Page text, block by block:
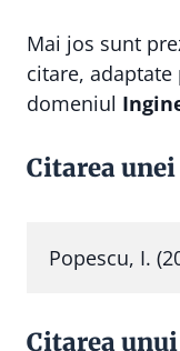
Mai jos sunt
citare,
domeniul
Citarea
Popescu, I.
Citarea